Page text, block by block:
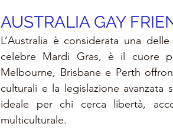
AUSTRALIA GAY
L’Australia è considerata una
celebre Mardi Gras, è il cuore
Melbourne, Brisbane e Perth
culturali e la legislazione avanzata
ideale per chi cerca libertà,
multiculturale.